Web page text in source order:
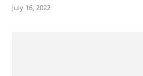
July 16, 2022